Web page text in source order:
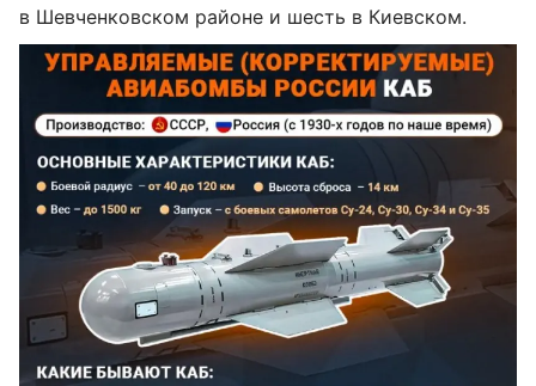
в Шевченковском районе и шесть в Киевском.